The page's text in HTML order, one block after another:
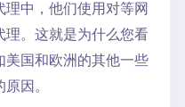
中，他们使用对等网
理。这就是为什么您看
美国和欧洲的其他一些
因。